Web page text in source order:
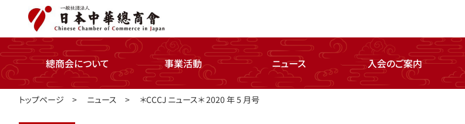
總商会について 事業活動 ニュース 入会のご案内
トップページ > ニュース > ＊CCCJ ニュース＊ 2020 年 5 月号